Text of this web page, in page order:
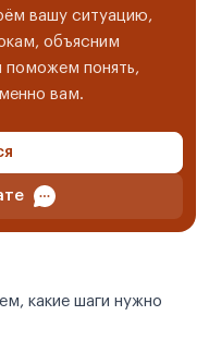
вашу ситуацию,
объясним
поможем понять,
вам.
какие шаги нужно